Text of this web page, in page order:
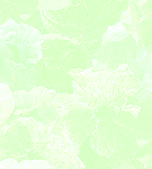
フリ
代表
Ｆ
建設
一級